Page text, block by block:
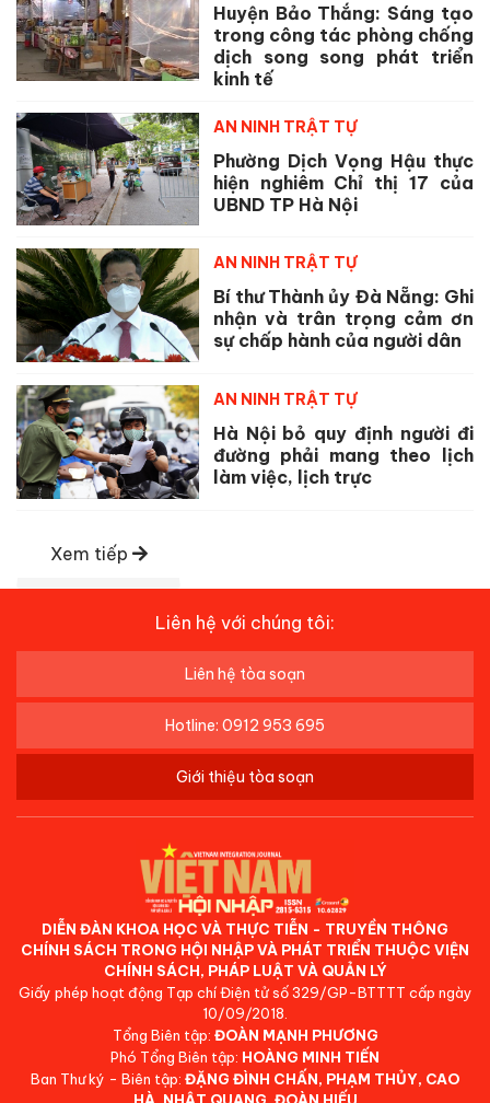
Huyện Bảo Thắng: Sáng tạo
trong công tác phòng chống
dịch song song phát triển
kinh tế
AN NINH TRẬT TỰ
Phường Dịch Vọng Hậu thực
hiện nghiêm Chỉ thị 17 của
UBND TP Hà Nội
AN NINH TRẬT TỰ
Bí thư Thành ủy Đà Nẵng: Ghi
nhận và trân trọng cảm ơn
sự chấp hành của người dân
AN NINH TRẬT TỰ
Hà Nội bỏ quy định người đi
đường phải mang theo lịch
làm việc, lịch trực
Xem tiếp
Liên hệ với chúng tôi:
Liên hệ tòa soạn
Hotline: 0912 953 695
Giới thiệu tòa soạn
DIỄN ĐÀN KHOA HỌC VÀ THỰC TIỄN - TRUYỀN THÔNG
CHÍNH SÁCH TRONG HỘI NHẬP VÀ PHÁT TRIỂN THUỘC VIỆN
CHÍNH SÁCH, PHÁP LUẬT VÀ QUẢN LÝ
Giấy phép hoạt động Tạp chí Điện tử số 329/GP-BTTTT cấp ngày
10/09/2018.
Tổng Biên tập: ĐOÀN MẠNH PHƯƠNG
Phó Tổng Biên tập: HOÀNG MINH TIẾN
Ban Thư ký - Biên tập: ĐẶNG ĐÌNH CHẤN, PHẠM THỦY, CAO
HÀ, NHẬT QUANG, ĐOÀN HIẾU